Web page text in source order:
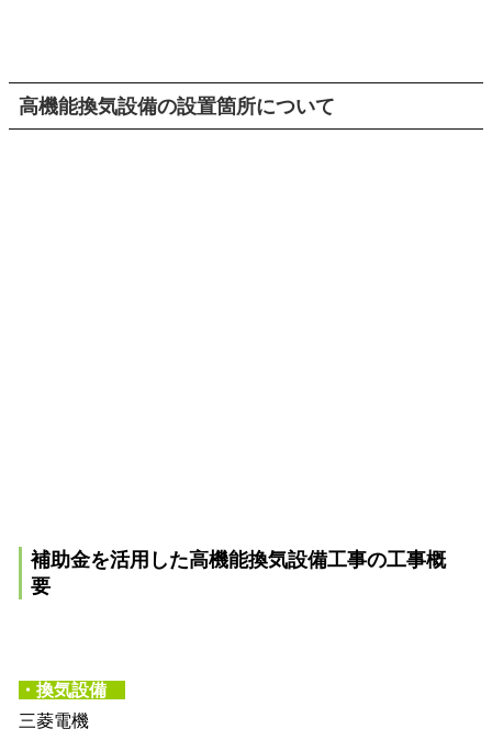
高機能換気設備の設置箇所について
補助金を活用した高機能換気設備工事の工事概
要
・換気設備
三菱電機